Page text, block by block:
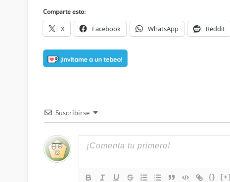
Comparte esto:
X Facebook WhatsApp Reddit
Suscribirse
{} [+]